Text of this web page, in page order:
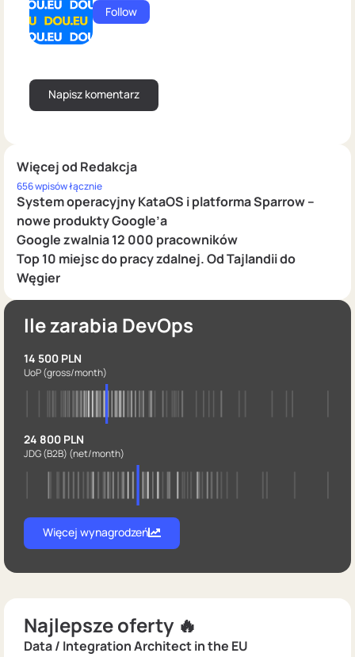
Więcej od Redakcja
656 wpisów łącznie
System operacyjny KataOS i platforma Sparrow –
nowe produkty Google’a
Google zwalnia 12 000 pracowników
Top 10 miejsc do pracy zdalnej. Od Tajlandii do
Węgier
Follow
Ile zarabia DevOps
14 500 PLN
UoP(gross/month)
24 800 PLN
JDG (B2B) (net/month)
Więcej wynagrodzeń
Najlepsze oferty 🔥
Data / Integration Architect in the EU